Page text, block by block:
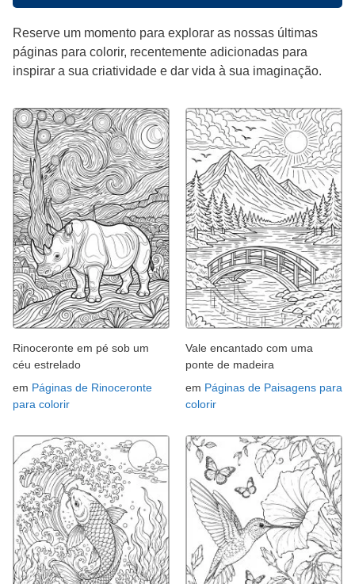
Reserve um momento para explorar as nossas últimas
páginas para colorir, recentemente adicionadas para
inspirar a sua criatividade e dar vida à sua imaginação.
Rinoceronte em pé sob um
céu estrelado
em Páginas de Rinoceronte
para colorir
Vale encantado com uma
ponte de madeira
em Páginas de Paisagens para
colorir